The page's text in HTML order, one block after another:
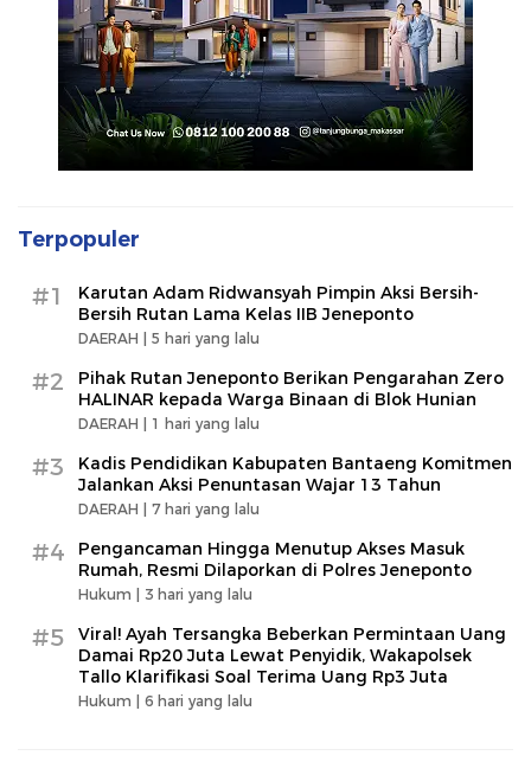
Terpopuler
#1
Karutan Adam Ridwansyah Pimpin Aksi Bersih-
Bersih Rutan Lama Kelas IIB Jeneponto
DAERAH | 5 hari yang lalu
#2
Pihak Rutan Jeneponto Berikan Pengarahan Zero
HALINAR kepada Warga Binaan di Blok Hunian
DAERAH | 1 hari yang lalu
#3
Kadis Pendidikan Kabupaten Bantaeng Komitmen
Jalankan Aksi Penuntasan Wajar 13 Tahun
DAERAH | 7 hari yang lalu
#4
Pengancaman Hingga Menutup Akses Masuk
Rumah, Resmi Dilaporkan di Polres Jeneponto
Hukum | 3 hari yang lalu
#5
Viral! Ayah Tersangka Beberkan Permintaan Uang
Damai Rp20 Juta Lewat Penyidik, Wakapolsek
Tallo Klarifikasi Soal Terima Uang Rp3 Juta
Hukum | 6 hari yang lalu